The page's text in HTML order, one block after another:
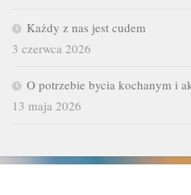
Każdy z nas jest cudem
3 czerwca 2026
O potrzebie bycia kochanym i
13 maja 2026